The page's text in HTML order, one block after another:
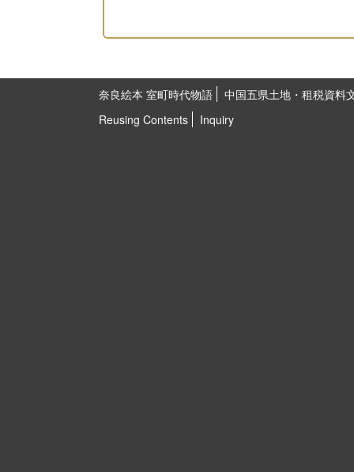
奈良絵本 室町時代物語
中国五県土地・租税資料
Reusing Contents
Inquiry